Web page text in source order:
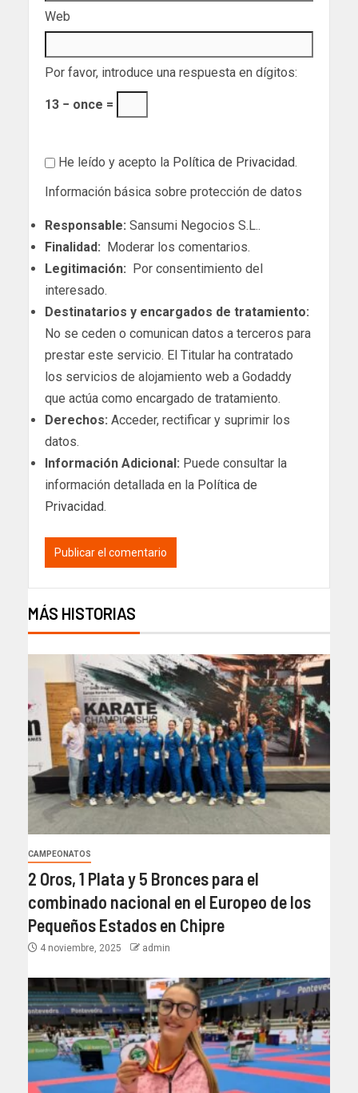
Web
Por favor, introduce una respuesta en dígitos:
13 − once =
He leído y acepto la Política de Privacidad.
Información básica sobre protección de datos
Responsable: Sansumi Negocios S.L..
Finalidad: Moderar los comentarios.
Legitimación: Por consentimiento del
interesado.
Destinatarios y encargados de tratamiento:
No se ceden o comunican datos a terceros para
prestar este servicio. El Titular ha contratado
los servicios de alojamiento web a Godaddy
que actúa como encargado de tratamiento.
Derechos: Acceder, rectificar y suprimir los
datos.
Información Adicional: Puede consultar la
información detallada en la Política de
Privacidad.
MÁS HISTORIAS
CAMPEONATOS
2 Oros, 1 Plata y 5 Bronces para el
combinado nacional en el Europeo de los
Pequeños Estados en Chipre
4 noviembre, 2025 admin